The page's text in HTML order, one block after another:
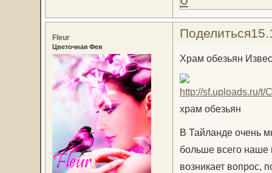
Поделиться
Fleur
Цветочная Фея
Храм обезьян
храм обезьян
В Тайланде очень
больше всего наше
возникает вопрос,